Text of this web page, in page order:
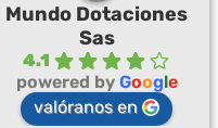
Mundo Dotaciones
Sas
4.1
powered by Google
valóranos en